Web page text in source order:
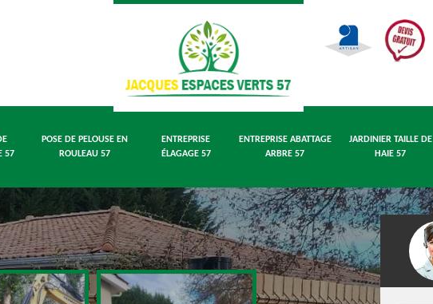
57
POSE DE PELOUSE EN
ROULEAU 57
ENTREPRISE
ÉLAGAGE 57
ENTREPRISE ABATTAGE
ARBRE 57
JARDINIER TAILLE DE
HAIE 57